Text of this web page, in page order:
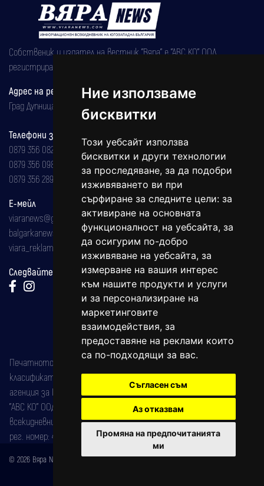
Ние използваме
бисквитки
Този уебсайт използва
бисквитки и други технологии
за проследяване, за да подобри
изживяването ви при
сърфиране за следните цели: за
активиране на основната
функционалност на уебсайта, за
да осигурим по-добро
изживяване на уебсайта, за
измерване на вашия интерес
към нашите продукти и услуги
и за персонализиране на
маркетинговите
взаимодействия, за
предоставяне на реклами които
са по-подходящи за вас.
Съгласен съм
Аз отказвам
Промяна на предпочитанията
ми
Собственик и издател на вестник "Вяра" е "АВС КО" ООД,
регистрирана на 08.05.2002 година.
Адрес на редакцията
Град Дупница, ул.''Христо Ботев" 43
Телефони за реклама и абонаменти
0879 356 082
0879 356 098
0879 356 289
Е-мейл
viaranews@gmail.com
balgarkanews@gmail.com
viara_reklama@mail.bg
Следвайте ни:
Печатното издание на вестника е регистрирано в националния
класификатор на печатните издания (Българска национална
агенция за ISSN) под номер: ISSN 1312-4722.
"АВС КО" ООД е притежател на марката: Вяра информационен
всекидневник на югозападна България, със свидетелство за марка
рег. номер: 47857/11.05.2004 година.
© 2026 Вяра News Всички права запазени!